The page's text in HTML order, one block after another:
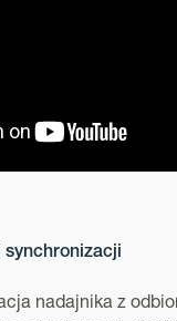
synchronizacji
nadajnika z